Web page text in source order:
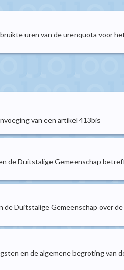
uren van de urenquota voor
van een artikel 413bis
de Duitstalige Gemeenschap
Duitstalige Gemeenschap over
en de algemene begroting van